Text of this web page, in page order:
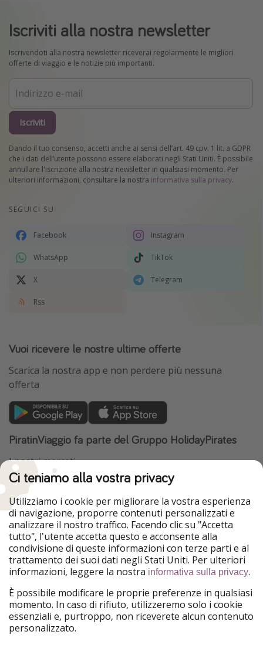
Iscriviti alla nostra newsletter
Iscrivendoti alla nostra newsletter riceverai regolarmente le migliori
offerte di viaggio e le notizie più importanti.
Iscriviti
Dando il tuo consenso, accetti anche ai sensi dell’art. 49 cpv. 1 lit. a GDPR
che i dati dell’utente possono essere elaborati negli Stati Uniti. È possibile
annullare l'iscrizione alla nostra newsletter in qualsiasi momento. Per
ulteriori informazioni, consultare la nostra informativa sulla privacy.
SEGUICI SU
Facebook Instagram
WhatsApp TikTok
X Telegram
Rss
Vuoi ricevere le nostre ultime offerte
Scarica la nostra app e non perdere più nessuna
offerta
PiratinViaggio fa parte del Gruppo HolidayPirates
I nostri mercati
HolidayPirates
VakantiePiraten
WakacyjniPiraci
Ferienpiraten
Urlaubspiraten
Urlaubspiraten
ViajerosPiratas
TravelPirates
Il nostro gruppo
HolidayPirates Group
Conoscici meglio
Chi siamo
Lavora con noi
Informazioni legali
Termini d' Uso
Ci teniamo alla vostra privacy
Utilizziamo i cookie per migliorare la vostra esperienza
di navigazione, proporre contenuti personalizzati e
analizzare il nostro traffico. Facendo clic su "Accetta
tutto", l'utente accetta questo e acconsente alla
condivisione di queste informazioni con terze parti e al
trattamento dei suoi dati negli Stati Uniti. Per ulteriori
informazioni, leggere la nostra informativa sulla privacy.
È possibile modificare le proprie preferenze in qualsiasi
momento. In caso di rifiuto, utilizzeremo solo i cookie
essenziali e, purtroppo, non riceverete alcun contenuto
personalizzato.